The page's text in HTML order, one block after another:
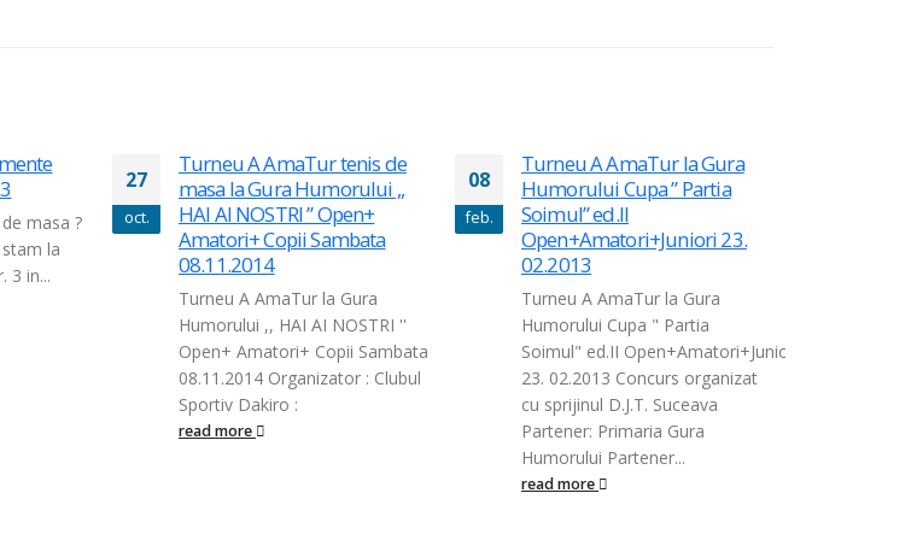
masa ?
la
3 in...
27
oct.
Turneu A AmaTur tenis de
masa la Gura Humorului ,,
HAI AI NOSTRI ” Open+
Amatori+ Copii Sambata
08.11.2014
Turneu A AmaTur la Gura
Humorului ,, HAI AI NOSTRI ''
Open+ Amatori+ Copii Sambata
08.11.2014 Organizator : Clubul
Sportiv Dakiro :
read more
08
feb.
Turneu A AmaTur la Gura
Humorului Cupa ” Partia
Soimul” ed.II
Open+Amatori+Juniori 23.
02.2013
Turneu A AmaTur la Gura
Humorului Cupa " Partia
Soimul" ed.II Open+Amatori+Juniori
23. 02.2013 Concurs organizat
cu sprijinul D.J.T. Suceava
Partener: Primaria Gura
Humorului Partener...
read more